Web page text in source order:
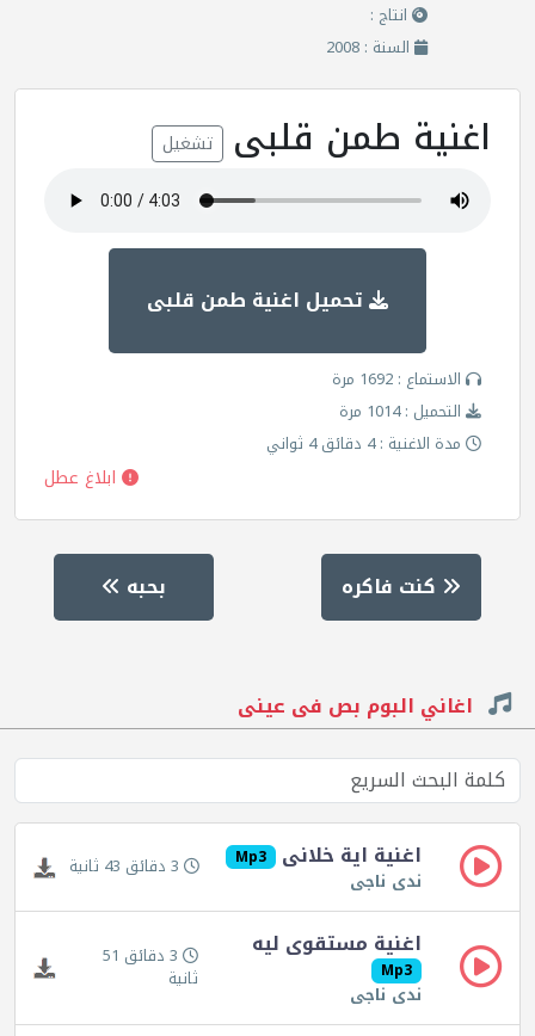
انتاج :
السنة : 2008
اغنية طمن قلبى تشغيل
تحميل اغنية طمن قلبى
الاستماع : 1692 مرة
التحميل : 1014 مرة
مدة الاغنية : 4 دقائق 4 ثواني
ابلاغ عطل
كنت فاكره بحبه
اغاني البوم بص فى عينى
اغنية اية خلانى Mp3
ندى ناجى 3 دقائق 43 ثانية
اغنية مستقوى ليه
Mp3
ندى ناجى
3 دقائق 51
ثانية